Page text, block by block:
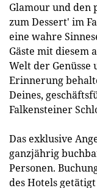
Glamour und den
zum Dessert' im
eine wahre
Gäste mit diesem
Welt der Genüsse
Erinnerung
Deines,
Falkensteiner
Das exklusive
ganzjährig
Personen.
des Hotels